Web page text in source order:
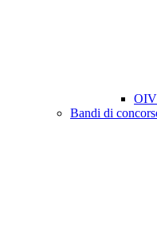
OIV
Bandi di